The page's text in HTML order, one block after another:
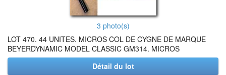
3 photo(s)
LOT 470. 44 UNITES. MICROS COL DE CYGNE DE MARQUE
BEYERDYNAMIC MODEL CLASSIC GM314. MICROS
Détail du lot